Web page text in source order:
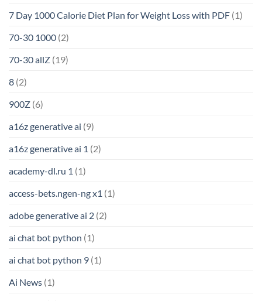
7 Day 1000 Calorie Diet Plan for Weight Loss with PDF (1)
70-30 1000 (2)
70-30 allZ (19)
8 (2)
900Z (6)
a16z generative ai (9)
a16z generative ai 1 (2)
academy-dl.ru 1 (1)
access-bets.ngen-ng x1 (1)
adobe generative ai 2 (2)
ai chat bot python (1)
ai chat bot python 9 (1)
Ai News (1)